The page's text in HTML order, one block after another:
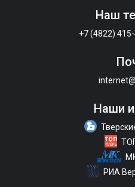
Наш
+7 (4822)
Наши
РИА